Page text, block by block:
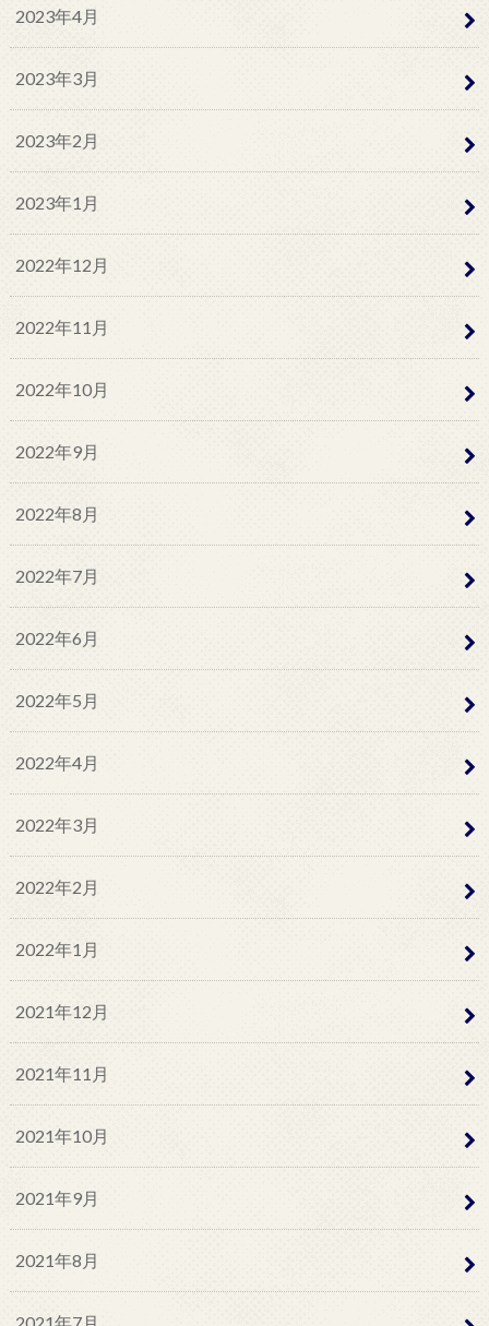
2023年4月
2023年3月
2023年2月
2023年1月
2022年12月
2022年11月
2022年10月
2022年9月
2022年8月
2022年7月
2022年6月
2022年5月
2022年4月
2022年3月
2022年2月
2022年1月
2021年12月
2021年11月
2021年10月
2021年9月
2021年8月